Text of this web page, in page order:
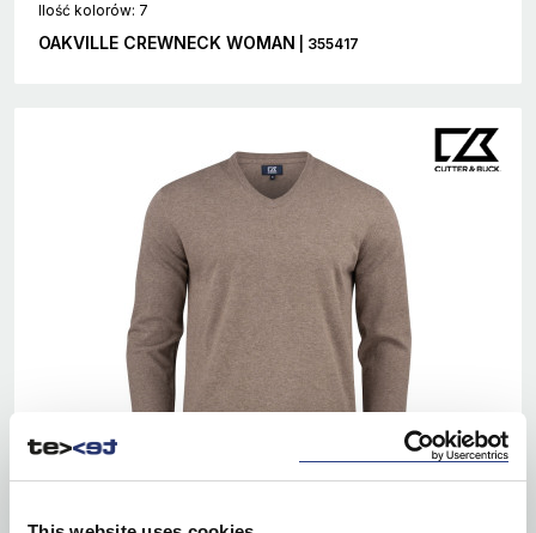
Ilość kolorów: 7
OAKVILLE CREWNECK WOMAN | 355417